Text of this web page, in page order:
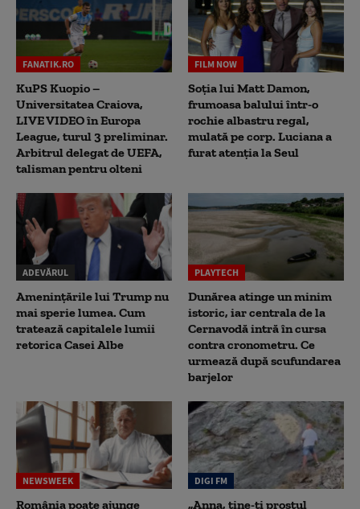
FANATIK.RO
KuPS Kuopio –
Universitatea Craiova,
LIVE VIDEO în Europa
League, turul 3 preliminar.
Arbitrul delegat de UEFA,
talisman pentru olteni
FILM NOW
Soția lui Matt Damon,
frumoasa balului într-o
rochie albastru regal,
mulată pe corp. Luciana a
furat atenția la Seul
ADEVĂRUL
Amenințările lui Trump nu
mai sperie lumea. Cum
tratează capitalele lumii
retorica Casei Albe
PLAYTECH
Dunărea atinge un minim
istoric, iar centrala de la
Cernavodă intră în cursa
contra cronometru. Ce
urmează după scufundarea
barjelor
NEWSWEEK
România poate ajunge
DIGI FM
„Anna, ţine-ţi prostul